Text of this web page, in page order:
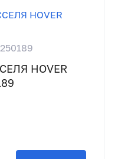
HOVER